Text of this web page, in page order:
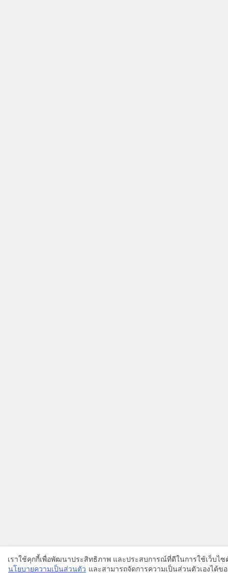
เราใช้คุกกี้เพื่อพัฒนาประสิทธิภาพ และประสบการณ์ที่ดีในการใช้เว็บไ
นโยบายความเป็นส่วนตัว และสามารถจัดการความเป็นส่วนตัวเองได้